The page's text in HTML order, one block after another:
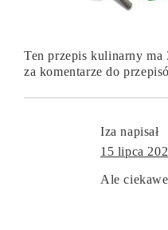
Ten przepis kulinarny
za komentarze do
Iza napisał
15 lipca
Ale